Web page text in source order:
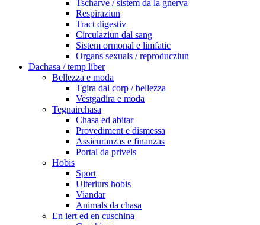
Tscharvè / sistem da la gnerva
Respiraziun
Tract digestiv
Circulaziun dal sang
Sistem ormonal e limfatic
Organs sexuals / reproducziun
Dachasa / temp liber
Bellezza e moda
Tgira dal corp / bellezza
Vestgadira e moda
Tegnairchasa
Chasa ed abitar
Provediment e dismessa
Assicuranzas e finanzas
Portal da privels
Hobis
Sport
Ulteriurs hobis
Viandar
Animals da chasa
En iert ed en cuschina